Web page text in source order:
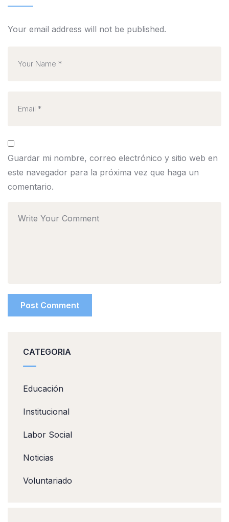
Your email address will not be published.
Guardar mi nombre, correo electrónico y sitio web en
este navegador para la próxima vez que haga un
comentario.
CATEGORIA
Educación
Institucional
Labor Social
Noticias
Voluntariado